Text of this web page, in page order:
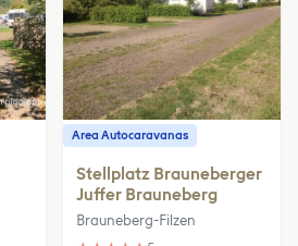
Area Autocaravanas
Stellplatz Brauneberger
Juffer Brauneberg
Brauneberg-Filzen